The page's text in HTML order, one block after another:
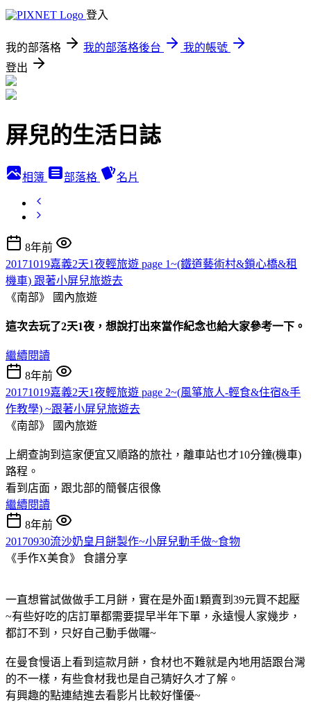
登入
我的部落格 我的部落格後台
我的帳號
登出
屏兒的生活日誌
相簿 部落格 名片
8年前
20171019嘉義2天1夜輕旅遊 page 1~(鐵道藝術村&鎖心橋&租
機車) 跟著小屏兒旅遊去
《南部》
國內旅遊
這次去玩了2天1夜，想說打出來當作紀念也給大家參考一下。
繼續閱讀
8年前
20171019嘉義2天1夜輕旅遊 page 2~(風箏旅人-輕食&住宿&手
作教學) ~跟著小屏兒旅遊去
《南部》
國內旅遊
上網查詢到這家便宜又順路的旅社，離車站也才10分鐘(機車)
路程。
看到店面，跟北部的簡餐店很像
繼續閱讀
8年前
20170930流沙奶皇月餅製作~小屏兒動手做~食物
《手作X美食》 食譜分享
一直想嘗試做做手工月餅，實在是外面1顆賣到39元買不起壓
~有些好吃的店訂單都需要提早半年下單，永遠慢人家幾步，
都訂不到，只好自己動手做囉~
在曼食慢语上看到這款月餅，食材也不難就是內地用語跟台灣
的不一樣，有些食材我也是自己猜好久才了解。
有興趣的點連結進去看影片比較好懂優~